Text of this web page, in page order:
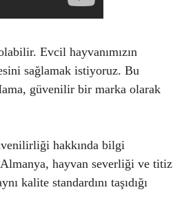
Evcil hayvanımızın
sağlamak istiyoruz. Bu
güvenilir bir marka olarak
hakkında bilgi
hayvan severliği ve titiz
kalite standardını taşıdığı